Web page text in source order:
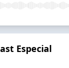
Especial